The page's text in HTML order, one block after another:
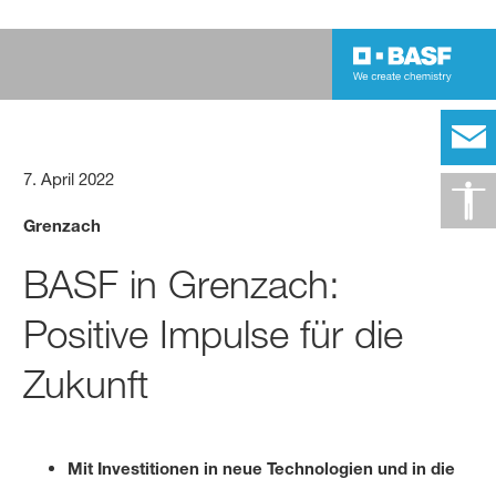
7. April 2022
Grenzach
BASF in Grenzach:
Positive Impulse für die
Zukunft
Mit Investitionen in neue Technologien und in die